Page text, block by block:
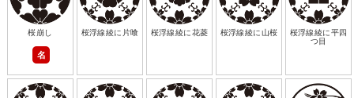
桜崩し
名
桜浮線綾に片喰 桜浮線綾に花菱 桜浮線綾に山桜
桜浮線綾に平四
つ目